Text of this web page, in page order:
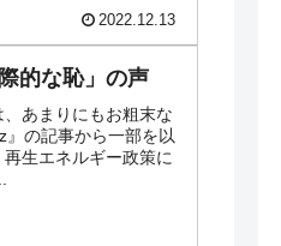
2022.12.13
的な恥」の声
、あまりにもお粗末な
の記事から一部を以
生エネルギー政策に